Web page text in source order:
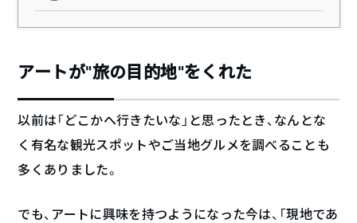
アートが“旅の目的地”をくれた
以前は「どこかへ行きたいな」と思ったとき、なんとな
く有名な観光スポットやご当地グルメを調べることも
多くありました。
でも、アートに興味を持つようになった今は、「現地であ